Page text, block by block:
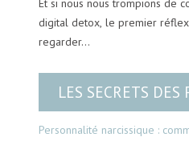
Et si nous nous trompions de
digital detox, le premier
regarder…
LES SECRETS DES
Personnalité narcissique :